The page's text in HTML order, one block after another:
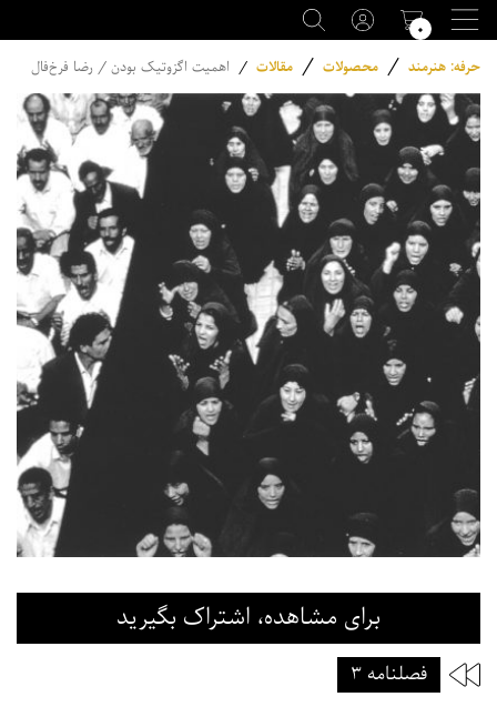
۰
حرفه: هنرمند / محصولات / مقالات / اهمیت اگزوتیک بودن / رضا فرخ‌فال
برای مشاهده، اشتراک بگیرید
فصلنامه ۳